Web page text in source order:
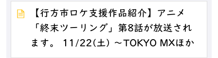
【行方市ロケ支援作品紹介】アニメ
「終末ツーリング」第8話が放送され
ます。 11/22(土) ～TOKYO MXほか